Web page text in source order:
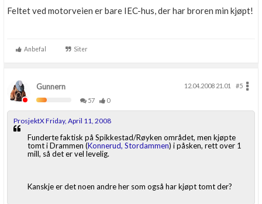
Feltet ved motorveien er bare IEC-hus, der har broren min kjøpt!
Anbefal Siter
Gunnern 12.04.2008 21.01
#5
57
0
ProsjektX Friday, April 11, 2008
Funderte faktisk på Spikkestad/Røyken området, men kjøpte
tomt i Drammen (Konnerud, Stordammen) i påsken, rett over 1
mill, så det er vel levelig.
Kanskje er det noen andre her som også har kjøpt tomt der?